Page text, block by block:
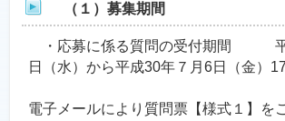
（１）募集期間
・応募に係る質問の受付期間 平
日（水）から平成30年７月6日（金）
電子メールにより質問票【様式１】を